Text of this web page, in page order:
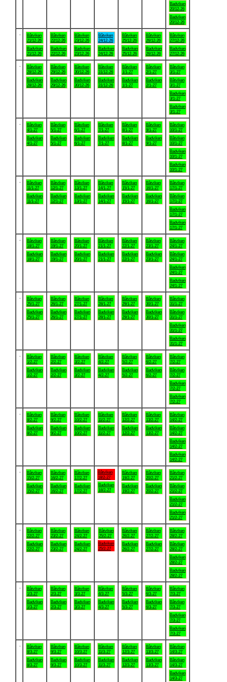
Badviken
20/12-26
Badviken
20/12-26
Båtviken
21/12-26
Badviken
21/12-26
Båtviken
22/12-26
Badviken
22/12-26
Båtviken
23/12-26
Badviken
23/12-26
Båtviken
24/12-26
Badviken
24/12-26
Båtviken
25/12-26
Badviken
25/12-26
Båtviken
26/12-26
Badviken
26/12-26
Båtviken
27/12-26
Badviken
27/12-26
Båtviken
28/12-26
Badviken
28/12-26
Båtviken
29/12-26
Badviken
29/12-26
Båtviken
30/12-26
Badviken
30/12-26
Båtviken
31/12-26
Badviken
31/12-26
Båtviken
1/1-27
Badviken
1/1-27
Båtviken
2/1-27
Badviken
2/1-27
Båtviken
3/1-27
Båtviken
3/1-27
Badviken
3/1-27
Badviken
3/1-27
Båtviken
4/1-27
Badviken
4/1-27
Båtviken
5/1-27
Badviken
5/1-27
Båtviken
6/1-27
Badviken
6/1-27
Båtviken
7/1-27
Badviken
7/1-27
Båtviken
8/1-27
Badviken
8/1-27
Båtviken
9/1-27
Badviken
9/1-27
Båtviken
10/1-27
Båtviken
10/1-27
Badviken
10/1-27
Badviken
10/1-27
Båtviken
11/1-27
Badviken
11/1-27
Båtviken
12/1-27
Badviken
12/1-27
Båtviken
13/1-27
Badviken
13/1-27
Båtviken
14/1-27
Badviken
14/1-27
Båtviken
15/1-27
Badviken
15/1-27
Båtviken
16/1-27
Badviken
16/1-27
Båtviken
17/1-27
Båtviken
17/1-27
Badviken
17/1-27
Badviken
17/1-27
Båtviken
18/1-27
Badviken
18/1-27
Båtviken
19/1-27
Badviken
19/1-27
Båtviken
20/1-27
Badviken
20/1-27
Båtviken
21/1-27
Badviken
21/1-27
Båtviken
22/1-27
Badviken
22/1-27
Båtviken
23/1-27
Badviken
23/1-27
Båtviken
24/1-27
Båtviken
24/1-27
Badviken
24/1-27
Badviken
24/1-27
Båtviken
25/1-27
Badviken
25/1-27
Båtviken
26/1-27
Badviken
26/1-27
Båtviken
27/1-27
Badviken
27/1-27
Båtviken
28/1-27
Badviken
28/1-27
Båtviken
29/1-27
Badviken
29/1-27
Båtviken
30/1-27
Badviken
30/1-27
Båtviken
31/1-27
Båtviken
31/1-27
Badviken
31/1-27
Badviken
31/1-27
Båtviken
1/2-27
Badviken
1/2-27
Båtviken
2/2-27
Badviken
2/2-27
Båtviken
3/2-27
Badviken
3/2-27
Båtviken
4/2-27
Badviken
4/2-27
Båtviken
5/2-27
Badviken
5/2-27
Båtviken
6/2-27
Badviken
6/2-27
Båtviken
7/2-27
Båtviken
7/2-27
Badviken
7/2-27
Badviken
7/2-27
Båtviken
8/2-27
Badviken
8/2-27
Båtviken
9/2-27
Badviken
9/2-27
Båtviken
10/2-27
Badviken
10/2-27
Båtviken
11/2-27
Badviken
11/2-27
Båtviken
12/2-27
Badviken
12/2-27
Båtviken
13/2-27
Badviken
13/2-27
Båtviken
14/2-27
Båtviken
14/2-27
Badviken
14/2-27
Badviken
14/2-27
Båtviken
15/2-27
Badviken
15/2-27
Båtviken
16/2-27
Badviken
16/2-27
Båtviken
17/2-27
Badviken
17/2-27
Båtviken
18/2-27
Badviken
18/2-27
Båtviken
19/2-27
Badviken
19/2-27
Båtviken
20/2-27
Badviken
20/2-27
Båtviken
21/2-27
Båtviken
21/2-27
Badviken
21/2-27
Badviken
21/2-27
Båtviken
22/2-27
Badviken
22/2-27
Båtviken
23/2-27
Badviken
23/2-27
Båtviken
24/2-27
Badviken
24/2-27
Båtviken
25/2-27
Badviken
25/2-27
Båtviken
26/2-27
Badviken
26/2-27
Båtviken
27/2-27
Badviken
27/2-27
Båtviken
28/2-27
Båtviken
28/2-27
Badviken
28/2-27
Badviken
28/2-27
Båtviken
1/3-27
Badviken
1/3-27
Båtviken
2/3-27
Badviken
2/3-27
Båtviken
3/3-27
Badviken
3/3-27
Båtviken
4/3-27
Badviken
4/3-27
Båtviken
5/3-27
Badviken
5/3-27
Båtviken
6/3-27
Badviken
6/3-27
Båtviken
7/3-27
Båtviken
7/3-27
Badviken
7/3-27
Badviken
7/3-27
Båtviken
8/3-27
Badviken
8/3-27
Båtviken
9/3-27
Badviken
9/3-27
Båtviken
10/3-27
Badviken
10/3-27
Båtviken
11/3-27
Badviken
11/3-27
Båtviken
12/3-27
Badviken
12/3-27
Båtviken
13/3-27
Badviken
13/3-27
Båtviken
14/3-27
Båtviken
14/3-27
Badviken
14/3-27